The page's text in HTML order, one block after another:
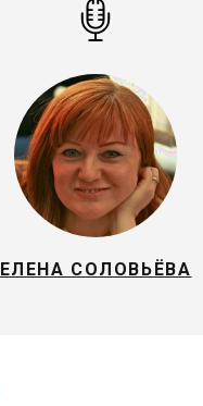
ЕЛЕНА СОЛОВЬЁВА